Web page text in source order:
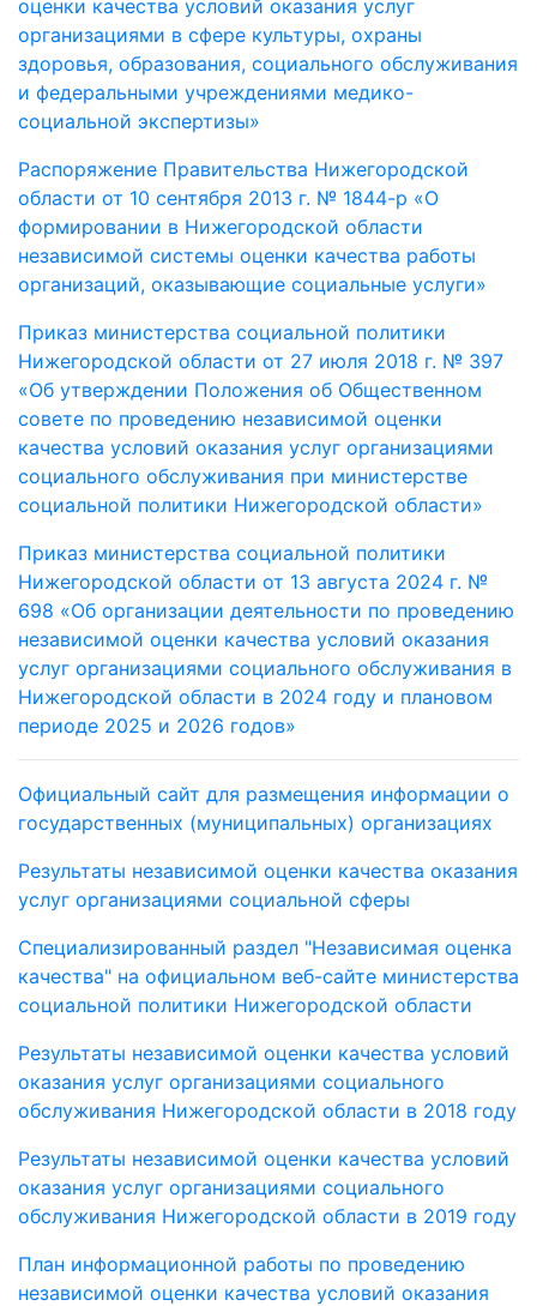
оценки качества условий оказания услуг
организациями в сфере культуры, охраны
здоровья, образования, социального обслуживания
и федеральными учреждениями медико-
социальной экспертизы»
Распоряжение Правительства Нижегородской
области от 10 сентября 2013 г. № 1844-р «О
формировании в Нижегородской области
независимой системы оценки качества работы
организаций, оказывающие социальные услуги»
Приказ министерства социальной политики
Нижегородской области от 27 июля 2018 г. № 397
«Об утверждении Положения об Общественном
совете по проведению независимой оценки
качества условий оказания услуг организациями
социального обслуживания при министерстве
социальной политики Нижегородской области»
Приказ министерства социальной политики
Нижегородской области от 13 августа 2024 г. №
698 «Об организации деятельности по проведению
независимой оценки качества условий оказания
услуг организациями социального обслуживания в
Нижегородской области в 2024 году и плановом
периоде 2025 и 2026 годов»
Официальный сайт для размещения информации о
государственных (муниципальных) организациях
Результаты независимой оценки качества оказания
услуг организациями социальной сферы
Специализированный раздел "Независимая оценка
качества" на официальном веб-сайте министерства
социальной политики Нижегородской области
Результаты независимой оценки качества условий
оказания услуг организациями социального
обслуживания Нижегородской области в 2018 году
Результаты независимой оценки качества условий
оказания услуг организациями социального
обслуживания Нижегородской области в 2019 году
План информационной работы по проведению
независимой оценки качества условий оказания